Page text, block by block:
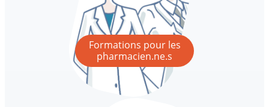
Formations pour les
pharmacien.ne.s